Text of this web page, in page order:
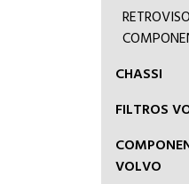
CHASSI
FILTROS
VOLVO